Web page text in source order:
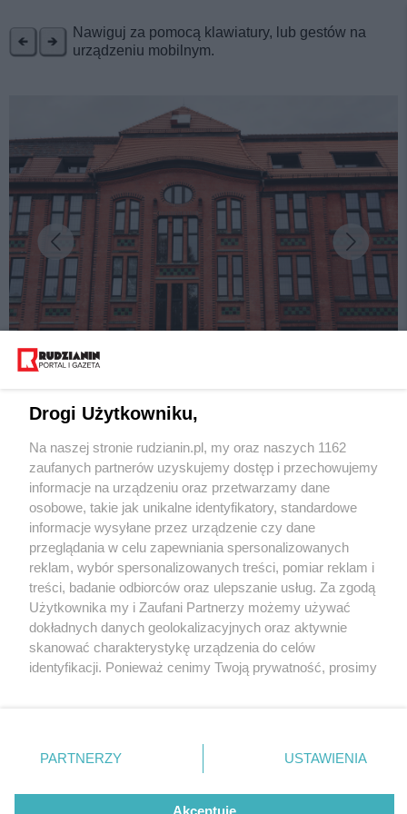
Nawiguj za pomocą klawiatury, lub gestów na
urządzeniu mobilnym.
Stańka
1 / 23
2024 10 10 T STANIEK
Kaufhaus 0018
Wydawca mediów
Nie zapomnij
zapoznać się z:
polityką prywatności regulamin korzystania z portali
Twojemiasto
Piekary Śląskie
Chorzów
Tarnowskie Góry
Gliwice
Skontakuj sięz nami
Kontakt
Wydawca
Redakcja
Drogi Użytkowniku,
Na naszej stronie rudzianin.pl, my oraz naszych 1162
zaufanych partnerów uzyskujemy dostęp i przechowujemy
informacje na urządzeniu oraz przetwarzamy dane
osobowe, takie jak unikalne identyfikatory, standardowe
informacje wysyłane przez urządzenie czy dane
przeglądania w celu zapewniania spersonalizowanych
reklam, wybór spersonalizowanych treści, pomiar reklam i
treści, badanie odbiorców oraz ulepszanie usług. Za zgodą
Użytkownika my i Zaufani Partnerzy możemy używać
dokładnych danych geolokalizacyjnych oraz aktywnie
skanować charakterystykę urządzenia do celów
identyfikacji. Ponieważ cenimy Twoją prywatność, prosimy
prywatności znajdujący się w lewym dolnym rogu strony
. Niektóre rodzaje przetwarzania danych nie wymagają
zgody użytkownika, ale masz prawo sprzeciwić się
takiemu przetwarzaniu. Preferencje będą miały
PARTNERZY USTAWIENIA
Akceptuję